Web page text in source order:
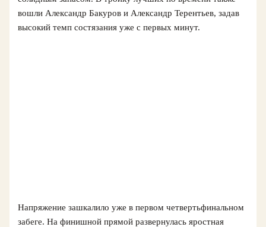
вошли Александр Бакуров и Александр Терентьев, задав
высокий темп состязания уже с первых минут.
Напряжение зашкалило уже в первом четвертьфинальном
забеге. На финишной прямой развернулась яростная